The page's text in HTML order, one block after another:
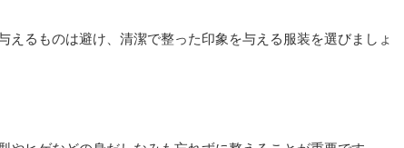
えるものは避け、清潔で整った印象を与える服装を選びましょ